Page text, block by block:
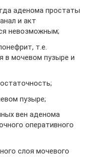
аденома простаты
и акт
невозможным;
т.е.
в мочевом пузыре и
пузыре;
вен аденома
оперативного
слоя мочевого